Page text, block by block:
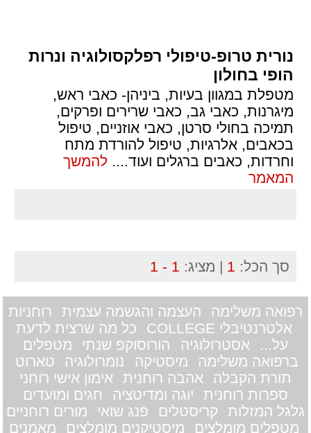
נורית טרופ-טיפולי רפלקסולוגיה ונרות
הופי בחולון
מטפלת במגוון בעיות, ביניהן- כאבי ראש,
מיגרנות, כאבי גב, כאבי שרירים ופרקים,
תמיכה בחולי סרטן, כאבי אוזניים, טיפול
בכאבים, אלרגיות, טיפול להורדת מתח
וחרדות, כאבים ברגלים ועוד.... להמשך
המאמר
סך הכל: 1 | מציג: 1 - 1
רפואה משלימה העצמה והגשמה עצמית
רוחניות
אלטרנטיבלי COLLEGE
כל מה שרצית לדעת
על...
אסטרולוגיה הורוסוקפ שנתי
מטפלים
ברפואה משלימה
מיסטיקה נומרולוגיה
טארוט
תורת הקבלה
אהבה רוחנית
אימון אישי רוחני
ספרות רוחנית
יוגה ומדיטציה
חגים ומועדים
גלגל המזלות
קריסטלים פנג שואי
מורים רוחניים
מטפלים מומלצים
מיסטיקנים מומלצים מאמנים